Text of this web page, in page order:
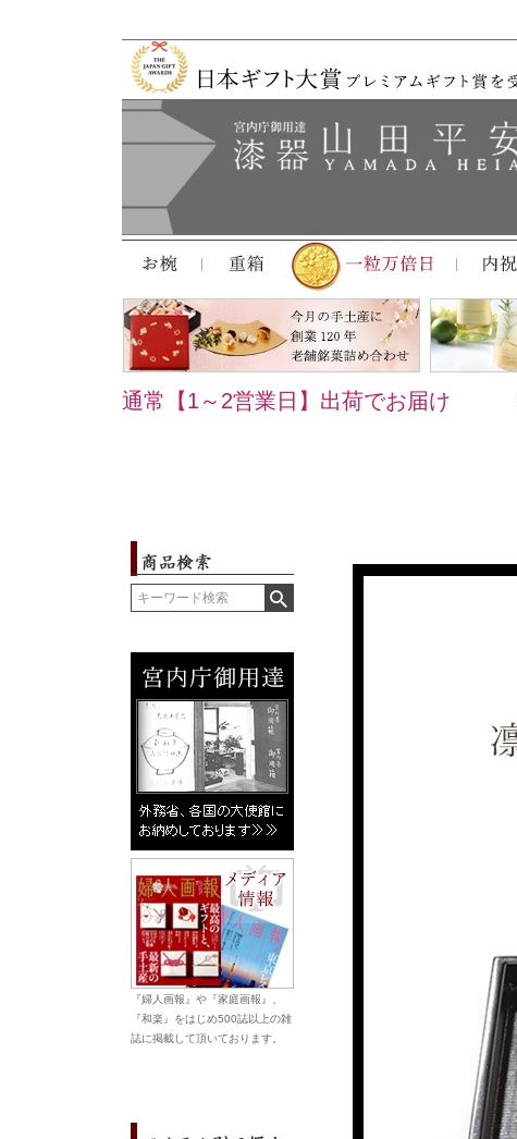
通常【1～2営業日】出荷でお届け
『婦人画報』や『家庭画報』、
『和楽』をはじめ500誌以上の雑
誌に掲載して頂いております。